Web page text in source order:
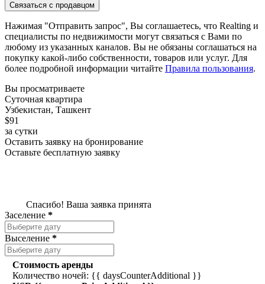
Связаться с продавцом
Нажимая "Отправить запрос", Вы соглашаетесь, что Realting и
специалисты по недвижимости могут связаться с Вами по
любому из указанных каналов. Вы не обязаны соглашаться на
покупку какой-либо собственности, товаров или услуг. Для
более подробной информации читайте Правила пользования.
Вы просматриваете
Суточная квартира
Узбекистан, Ташкент
$91
за сутки
Оставить заявку на бронирование
Оставьте бесплатную заявку
Спасибо! Ваша заявка принята
Заселение *
Выселение *
Стоимость аренды
Количество ночей: {{ daysCounterAdditional }}